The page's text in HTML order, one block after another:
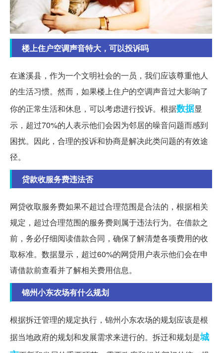
楼上住户空调声音特大，可以投诉吗
在遂溪县，作为一个文明社会的一员，我们应该尊重他人
的生活习惯。然而，如果楼上住户的空调声音过大影响了
你的正常生活和休息，可以考虑进行投诉。根据数据显
示，超过70%的人表示他们会因为邻居的噪音问题而感到
困扰。因此，合理的投诉和协商是解决此类问题的有效途
径。
贷款收服务费违法否
网贷收取服务费如果不超过合理范围是合法的，根据相关
规定，超过合理范围的服务费则属于违法行为。在借款之
前，务必仔细阅读借款合同，确保了解清楚各项费用的收
取标准。数据显示，超过60%的网贷用户表示他们会在申
请借款前查看并了解相关费用信息。
锦州小东农场有什么规划
根据拆迁管理的规定执行，锦州小东农场的规划应该是根
据当地政府的规划和发展需求来进行的。拆迁和规划是城